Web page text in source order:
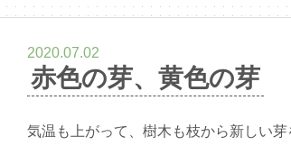
2020.07.02
赤色の芽、黄色の芽
気温も上がって、樹木も枝から新しい芽